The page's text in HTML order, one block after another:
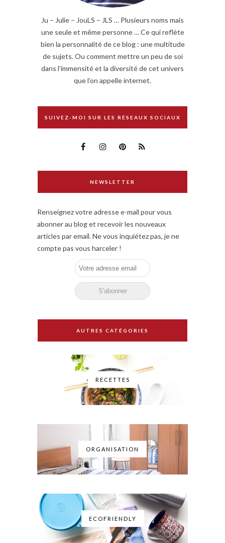
Ju – Julie – JouLS – JLS … Plusieurs noms mais
une seule et même personne … Ce qui reflète
bien la personnalité de ce blog : une multitude
de sujets. Ou comment mettre un peu de soi
dans l’immensité et la diversité de cet univers
que l’on appelle internet.
SUIVEZ-MOI SUR LES RÉSEAUX SOCIAUX
NEWSLETTER
Renseignez votre adresse e-mail pour vous
abonner au blog et recevoir les nouveaux
articles par email. Ne vous inquiétez pas, je ne
compte pas vous harceler !
AUTRES CATÉGORIES
RECETTES
ORGANISATION
ECOFRIENDLY